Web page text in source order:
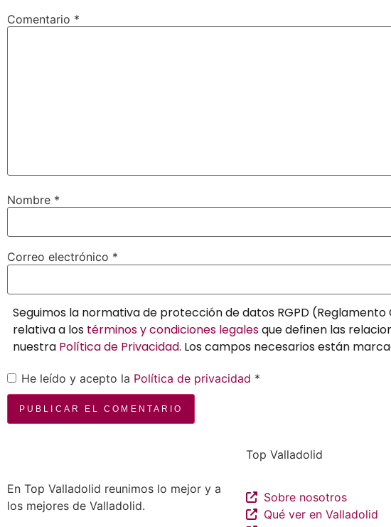
Comentario *
Nombre *
Correo electrónico *
Seguimos la normativa de protección de datos RGPD
relativa a los términos y condiciones legalesque definen las
nuestra Política de Privacidad. Los campos necesarios están
He leído y acepto la Política de privacidad *
En Top Valladolid reunimos lo mejor y a
los mejores de Valladolid.
Top Valladolid
Sobre nosotros
Qué ver en Valladolid